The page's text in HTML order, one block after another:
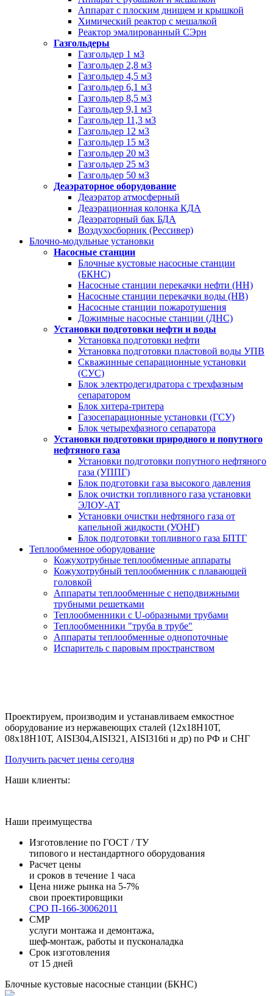
Аппарат с плоским днищем и крышкой
Химический реактор с мешалкой
Реактор эмалированный СЭрн
Газгольдеры
Газгольдер 1 м3
Газгольдер 2,8 м3
Газгольдер 4,5 м3
Газгольдер 6,1 м3
Газгольдер 8,5 м3
Газгольдер 9,1 м3
Газгольдер 11,3 м3
Газгольдер 12 м3
Газгольдер 15 м3
Газгольдер 20 м3
Газгольдер 25 м3
Газгольдер 50 м3
Деаэраторное оборудование
Деаэратор атмосферный
Деаэрационная колонка КДА
Деаэраторный бак БДА
Воздухосборник (Рессивер)
Блочно-модульные установки
Насосные станции
Блочные кустовые насосные станции
(БКНС)
Насосные станции перекачки нефти (НН)
Насосные станции перекачки воды (НВ)
Насосные станции пожаротушения
Дожимные насосные станции (ДНС)
Установки подготовки нефти и воды
Установка подготовки нефти
Установка подготовки пластовой воды УПВ
Скважинные сепарационные установки
(СУС)
Блок электродегидратора с трехфазным
сепаратором
Блок хитера-тритера
Газосепарационные установки (ГСУ)
Блок четырехфазного сепаратора
Установки подготовки природного и попутного
нефтяного газа
Установки подготовки попутного нефтяного
газа (УППГ)
Блок подготовки газа высокого давления
Блок очистки топливного газа установки
ЭЛОУ-АТ
Установки очистки нефтяного газа от
капельной жидкости (УОНГ)
Блок подготовки топливного газа БПТГ
Теплообменное оборудование
Кожухотрубные теплообменные аппараты
Кожухотрубный теплообменник с плавающей
головкой
Аппараты теплообменные с неподвижными
трубными решетками
Теплообменники с U-образными трубами
Теплообменники "труба в трубе"
Аппараты теплообменные однопоточные
Испаритель с паровым пространством
Проектируем, производим и устанавливаем емкостное
оборудование из нержавеющих сталей (12х18Н10Т,
08х18Н10Т, AISI304,AISI321, AISI316ti и др) по РФ и СНГ
Получить расчет цены сегодня
Наши клиенты:
Наши преимущества
Изготовление по ГОСТ / ТУ
типового и нестандартного оборудования
Расчет цены
и сроков в течение 1 часа
Цена ниже рынка на 5-7%
свои проектировщики
СРО П-166-30062011
СМР
услуги монтажа и демонтажа,
шеф-монтаж, работы и пусконаладка
Срок изготовления
от 15 дней
Блочные кустовые насосные станции (БКНС)